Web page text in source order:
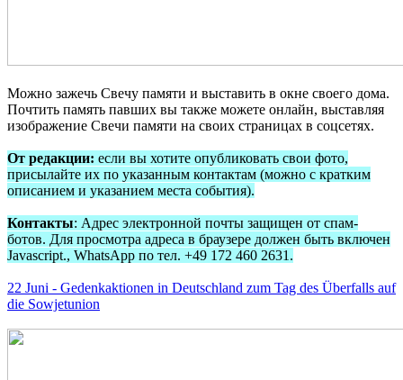
Можно зажечь Свечу памяти и выставить в окне своего дома.
Почтить память павших вы также можете онлайн, выставляя
изображение Свечи памяти на своих страницах в соцсетях.
От редакции: если вы хотите опубликовать свои фото,
присылайте их по указанным контактам (можно с кратким
описанием и указанием места события).
Контакты: Адрес электронной почты защищен от спам-
ботов. Для просмотра адреса в браузере должен быть включен
Javascript., WhatsApp по тел. +49 172 460 2631.
22 Juni - Gedenkaktionen in Deutschland zum Tag des Überfalls auf
die Sowjetunion